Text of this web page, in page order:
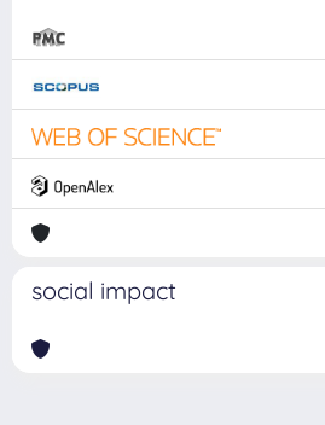
social impact